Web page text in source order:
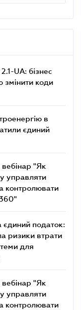
UA: бізнес
змінити коди
в
єдиний
"Як
управляти
контролювати
єдиний податок:
ризики втрати
для
"Як
управляти
контролювати